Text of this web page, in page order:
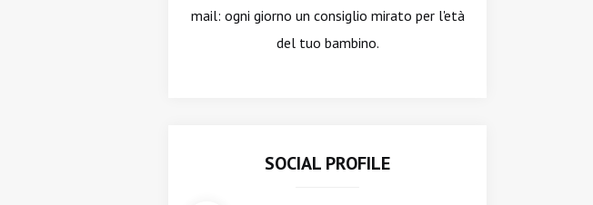
mail: ogni giorno un consiglio mirato per l'età
del tuo bambino.
SOCIAL PROFILE